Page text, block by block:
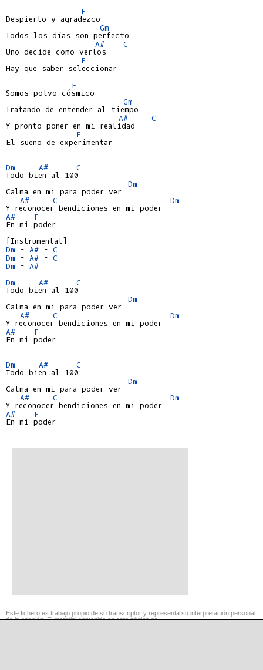
F
Despierto y agradezco
Gm
Todos los días son perfecto
A#
C
Uno decide como verlos
F
Hay que saber seleccionar
F
Somos polvo cósmico
Gm
Tratando de entender al tiempo
A#
C
Y pronto poner en mi realidad
F
El sueño de experimentar
Dm A#
C
Todo bien al 100
Dm
Calma en mi para poder ver
A#
C
Dm
A#
F
En mi poder
Dm - A# - C
Dm - A# - C
Dm - A#
Dm
A#
C
Todo bien al 100
Dm
Calma en mi para poder ver
A#
C
Dm
A#
F
En mi poder
Dm A#
C
Todo bien al 100
Dm
Calma en mi para poder ver
A#
C
Dm
A#
F
En mi poder
Este fichero es trabajo propio de su transcriptor y representa su interpretación personal
de la canción. El material contenido en esta página es